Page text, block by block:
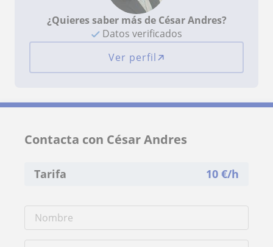
¿Quieres saber más de César Andres?
Datos verificados
Ver perfil
Contacta con César Andres
Tarifa 10 €/h